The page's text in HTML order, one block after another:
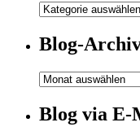
Meine
Blog-
Blog-
Blog via E-